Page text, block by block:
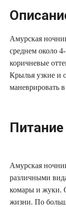
Амурская
среднем около
коричневые
Крылья узкие и
маневрировать
Амурская
различными
комары и жуки.
жизни. По